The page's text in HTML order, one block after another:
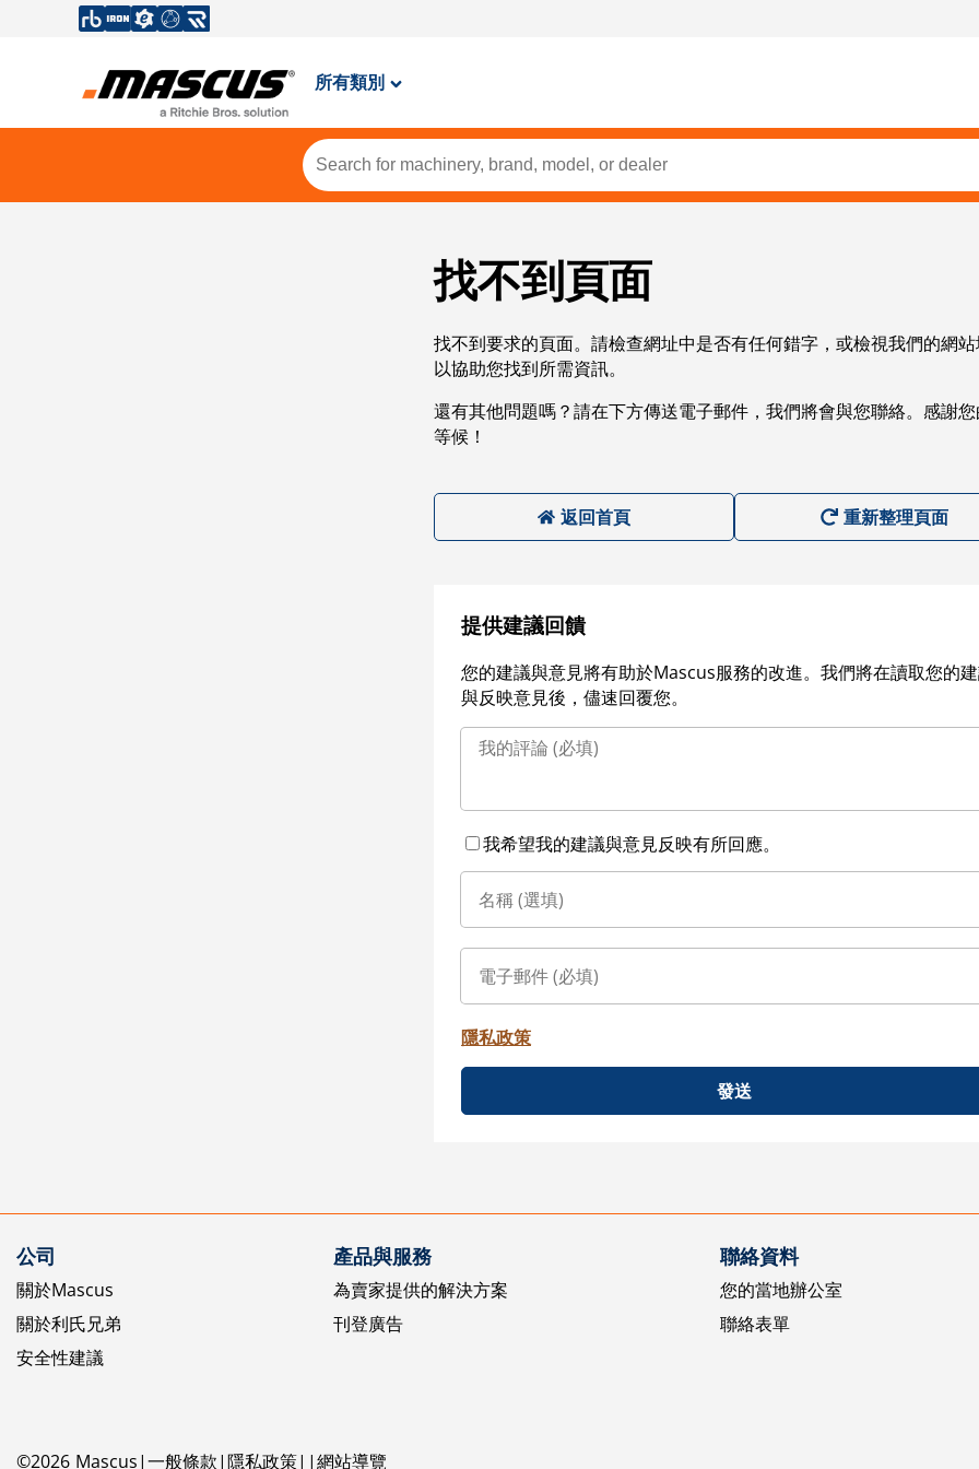
所有類別
找不到頁面
找不到要求的頁面。請檢查網址中是否有任何錯字，或檢視我們的網
以協助您找到所需資訊。
還有其他問題嗎？請在下方傳送電子郵件，我們將會與您聯絡。感謝
等候！
返回首頁 重新整理頁面
提供建議回饋
您的建議與意見將有助於Mascus服務的改進。我們將在讀取您的
與反映意見後，儘速回覆您。
我希望我的建議與意見反映有所回應。
隱私政策
發送
公司
關於Mascus
關於利氏兄弟
安全性建議
產品與服務
為賣家提供的解決方案
刊登廣告
聯絡資料
您的當地辦公室
聯絡表單
©2026 Mascus 一般條款 隱私政策 網站導覽